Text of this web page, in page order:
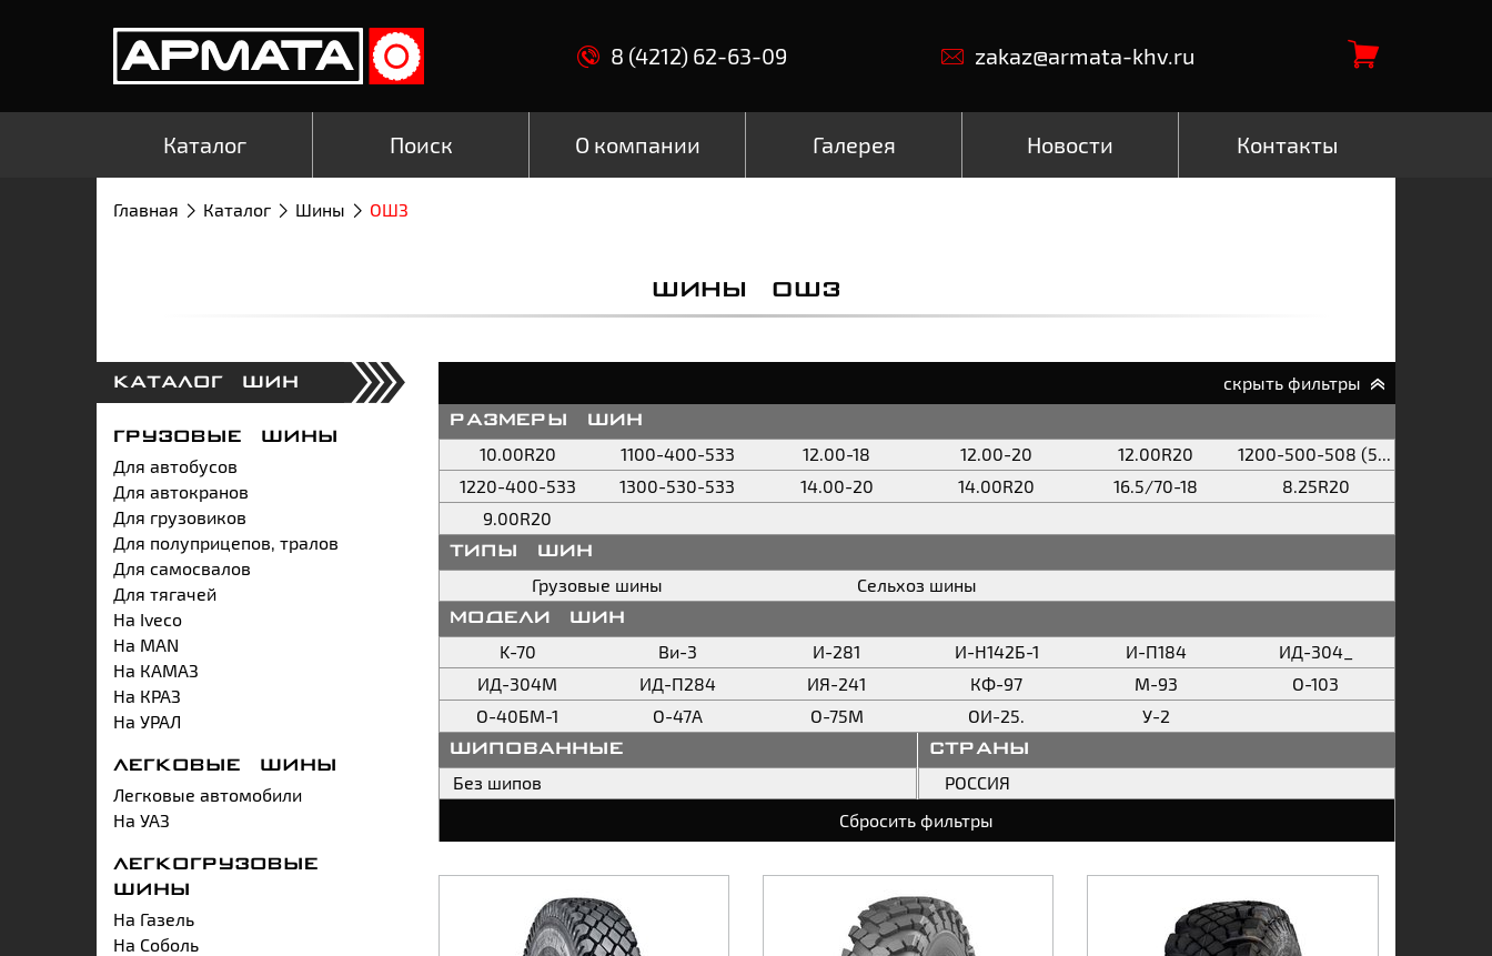
8 (4212) 62-63-09 zakaz@armata-khv.ru
Каталог Поиск О компании Галерея Новости Контакты
Главная Каталог Шины ОШЗ
ШИНЫ ОШЗ
КАТАЛОГ ШИН
ГРУЗОВЫЕ ШИНЫ
Для автобусов
Для автокранов
Для грузовиков
Для полуприцепов, тралов
Для самосвалов
Для тягачей
На Iveco
На MAN
На КАМАЗ
На КРАЗ
На УРАЛ
ЛЕГКОВЫЕ ШИНЫ
Легковые автомобили
На УАЗ
ЛЕГКОГРУЗОВЫЕ
ШИНЫ
На Газель
На Соболь
скрыть фильтры
размеры шин
10.00R20 1100-400-533 12.00-18 12.00-20 12.00R20
1220-400-533
1300-530-533 14.00-20 14.00R20 16.5/70-18
8.25R20
9.00R20
типы шин
Грузовые шины Сельхоз шины
модели шин
K-70 Ви-3 И-281 И-Н142Б-1 И-П184
ИД-304_
ИД-304М
ИД-П284 ИЯ-241 КФ-97 М-93
О-103
О-40БМ-1
О-47А О-75М ОИ-25. У-2
страны
РОССИЯ
шипованные
Без шипов
Сбросить фильтры